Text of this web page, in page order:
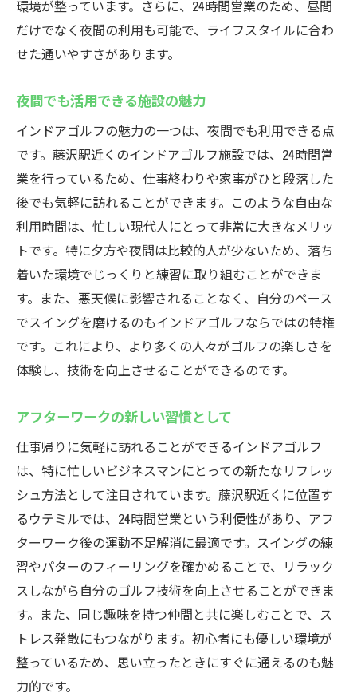
環境が整っています。さらに、24時間営業のため、昼間
だけでなく夜間の利用も可能で、ライフスタイルに合わ
せた通いやすさがあります。
夜間でも活用できる施設の魅力
インドアゴルフの魅力の一つは、夜間でも利用できる点
です。藤沢駅近くのインドアゴルフ施設では、24時間営
業を行っているため、仕事終わりや家事がひと段落した
後でも気軽に訪れることができます。このような自由な
利用時間は、忙しい現代人にとって非常に大きなメリッ
トです。特に夕方や夜間は比較的人が少ないため、落ち
着いた環境でじっくりと練習に取り組むことができま
す。また、悪天候に影響されることなく、自分のペース
でスイングを磨けるのもインドアゴルフならではの特権
です。これにより、より多くの人々がゴルフの楽しさを
体験し、技術を向上させることができるのです。
アフターワークの新しい習慣として
仕事帰りに気軽に訪れることができるインドアゴルフ
は、特に忙しいビジネスマンにとっての新たなリフレッ
シュ方法として注目されています。藤沢駅近くに位置す
るウテミルでは、24時間営業という利便性があり、アフ
ターワーク後の運動不足解消に最適です。スイングの練
習やパターのフィーリングを確かめることで、リラック
スしながら自分のゴルフ技術を向上させることができま
す。また、同じ趣味を持つ仲間と共に楽しむことで、ス
トレス発散にもつながります。初心者にも優しい環境が
整っているため、思い立ったときにすぐに通えるのも魅
力的です。